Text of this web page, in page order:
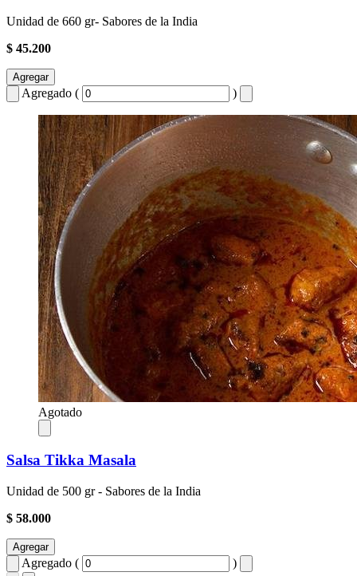
Unidad de 660 gr- Sabores de la India
$ 45.200
Agregar
Agregado ( )
Agotado
Salsa Tikka Masala
Unidad de 500 gr - Sabores de la India
$ 58.000
Agregar
Agregado ( )